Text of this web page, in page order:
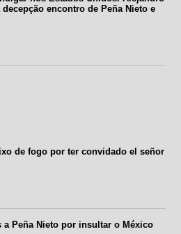
encontro de Peña Nieto e
de fogo por ter convidado el señor
a Peña Nieto por insultar o México